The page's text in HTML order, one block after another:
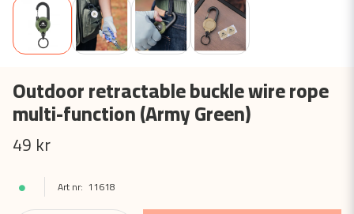
Outdoor retractable buckle wire rope
multi-function (Army Green)
49 kr
11618